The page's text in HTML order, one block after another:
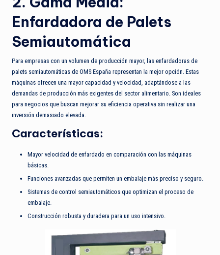
Enfardadora de Palets
Semiautomática
Para empresas con un volumen de producción mayor, las enfardadoras de
palets semiautomáticas de OMS España representan la mejor opción. Estas
máquinas ofrecen una mayor capacidad y velocidad, adaptándose a las
demandas de producción más exigentes del sector alimentario. Son ideales
para negocios que buscan mejorar su eficiencia operativa sin realizar una
inversión demasiado elevada.
Características:
Mayor velocidad de enfardado en comparación con las máquinas
básicas.
Funciones avanzadas que permiten un embalaje más preciso y seguro.
Sistemas de control semiautomáticos que optimizan el proceso de
embalaje.
Construcción robusta y duradera para un uso intensivo.